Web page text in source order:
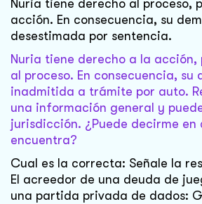
Nuria tiene derecho al proceso,
acción. En consecuencia, su
desestimada por sentencia.
Nuria tiene derecho a la acción,
al proceso. En consecuencia, su
inadmitida a trámite por auto.
una información general y
jurisdicción. ¿Puede decirme en
encuentra?
Cual es la correcta: Señale la
El acreedor de una deuda de
una partida privada de dados: